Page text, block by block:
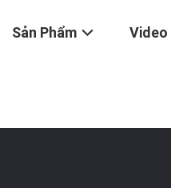
Sản Phẩm Video